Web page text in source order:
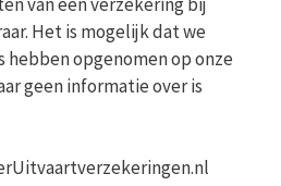
Het is mogelijk dat we
hebben opgenomen op onze
geen informatie over is